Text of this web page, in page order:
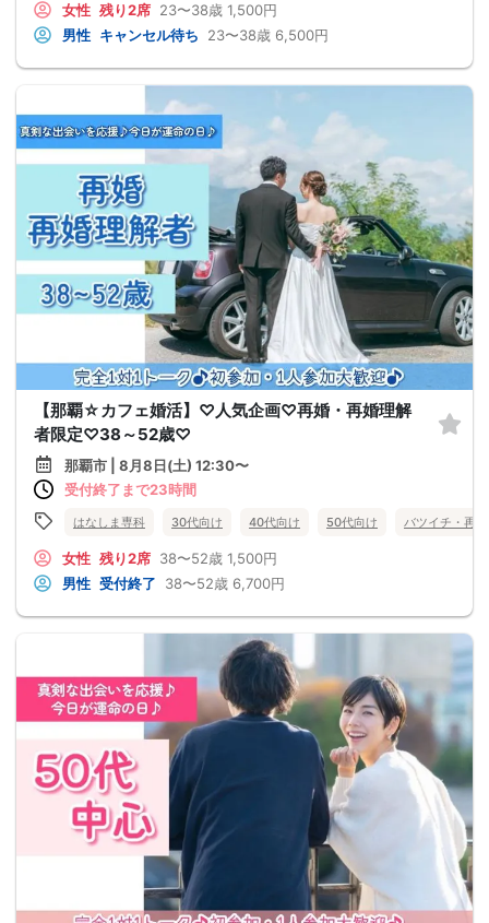
女性 残り2席 23〜38歳 1,500円
男性 キャンセル待ち 23〜38歳 6,500円
【那覇☆カフェ婚活】♡人気企画♡再婚・再婚理解
者限定♡38～52歳♡
那覇市 | 8月8日(土) 12:30〜
受付終了まで23時間
はなしま専科 30代向け 40代向け 50代向け バツイチ・再婚
女性 残り2席 38〜52歳 1,500円
男性 受付終了 38〜52歳 6,700円